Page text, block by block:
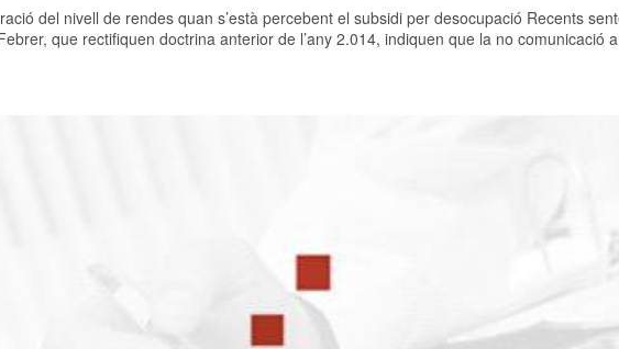
del nivell de rendes quan s’està percebent el subsidi per desocupació Recents
que rectifiquen doctrina anterior de l’any 2.014, indiquen que la no comunicació